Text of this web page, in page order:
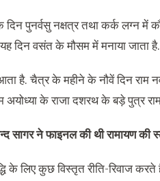
पुनर्वसु नक्षत्र तथा कर्क लग्न
दिन वसंत के मौसम में मनाया जाता है.
है. चैत्र के महीने के नौवें दिन राम
अयोध्या के राजा दशरथ के बड़े पुत्र
सागर ने फाइनल की थी रामायण की
लिए कुछ विस्तृत रीति-रिवाज करते